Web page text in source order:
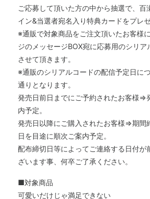
ご応募して頂いた方の中から抽選で、百
イン&当選者宛名入り特典カードをプレ
※通販で対象商品をご注文頂いたお客様
ジのメッセージBOX宛に応募用のシリア
させて頂きます。
※通販のシリアルコードの配信予定日に
通りとなります。
発売日前日までにご予約されたお客様⇒
内予定。
発売日以降にご購入されたお客様⇒期間
日を目途に順次ご案内予定。
配布締切日等によってご連絡する日付が
ざいます事、何卒ご了承ください。
■対象商品
可愛いだけじゃ満足できない